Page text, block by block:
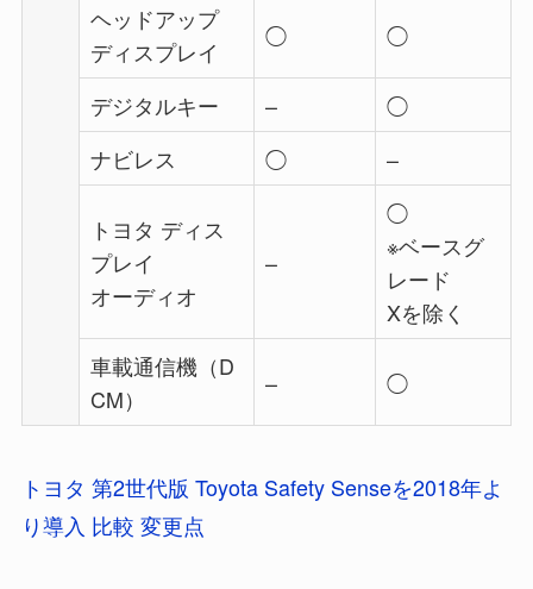
ヘッドアップ
ディスプレイ
◯ ◯
デジタルキー –
◯
ナビレス
◯ –
トヨタ ディス
プレイ
オーディオ
–
◯
※ベースグ
レード
Xを除く
車載通信機（D
CM）
– ◯
トヨタ 第2世代版 Toyota Safety Senseを2018年よ
り導入 比較 変更点